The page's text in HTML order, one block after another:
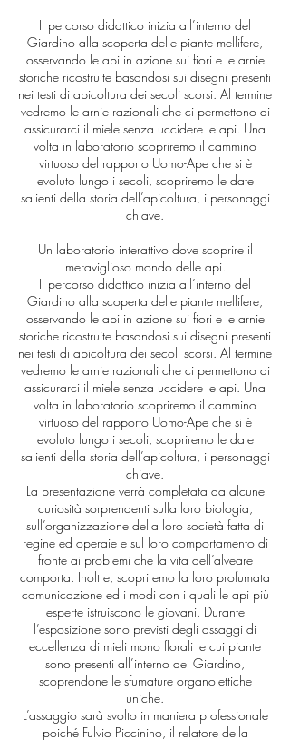
Il percorso didattico inizia all’interno del
Giardino alla scoperta delle piante mellifere,
osservando le api in azione sui fiori e le arnie
storiche ricostruite basandosi sui disegni presenti
nei testi di apicoltura dei secoli scorsi. Al termine
vedremo le arnie razionali che ci permettono di
assicurarci il miele senza uccidere le api. Una
volta in laboratorio scopriremo il cammino
virtuoso del rapporto Uomo-Ape che si è
evoluto lungo i secoli, scopriremo le date
salienti della storia dell’apicoltura, i personaggi
chiave.
Un laboratorio interattivo dove scoprire il
meraviglioso mondo delle api.
Il percorso didattico inizia all’interno del
Giardino alla scoperta delle piante mellifere,
osservando le api in azione sui fiori e le arnie
storiche ricostruite basandosi sui disegni presenti
nei testi di apicoltura dei secoli scorsi. Al termine
vedremo le arnie razionali che ci permettono di
assicurarci il miele senza uccidere le api. Una
volta in laboratorio scopriremo il cammino
virtuoso del rapporto Uomo-Ape che si è
evoluto lungo i secoli, scopriremo le date
salienti della storia dell’apicoltura, i personaggi
chiave.
La presentazione verrà completata da alcune
curiosità sorprendenti sulla loro biologia,
sull’organizzazione della loro società fatta di
regine ed operaie e sul loro comportamento di
fronte ai problemi che la vita dell’alveare
comporta. Inoltre, scopriremo la loro profumata
comunicazione ed i modi con i quali le api più
esperte istruiscono le giovani. Durante
l’esposizione sono previsti degli assaggi di
eccellenza di mieli mono florali le cui piante
sono presenti all’interno del Giardino,
scoprendone le sfumature organolettiche
uniche.
L’assaggio sarà svolto in maniera professionale
poiché Fulvio Piccinino, il relatore della